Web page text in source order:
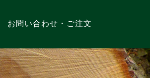
お問い合わせ・ご注文